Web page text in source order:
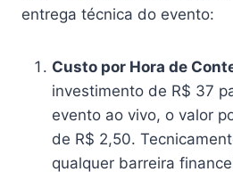
entrega técnica do evento:
Custo por Hora de
investimento de R$ 37
evento ao vivo, o valor
de R$ 2,50.
qualquer barreira